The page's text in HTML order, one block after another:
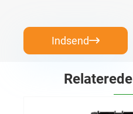
Indsend